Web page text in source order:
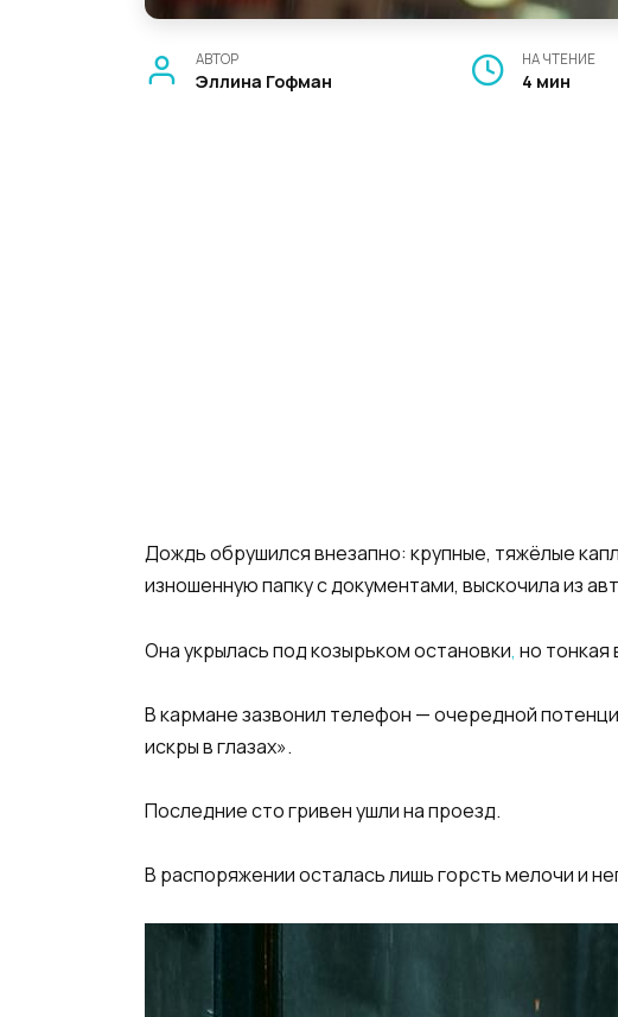
АВТОР
Эллина Гофман
НА ЧТЕНИЕ
4 мин
Дождь обрушился внезапно: крупные, тяжёлые
изношенную папку с документами, выскочила из
Она укрылась под козырьком остановки, но тонкая
В кармане зазвонил телефон — очередной
искры в глазах».
Последние сто гривен ушли на проезд.
В распоряжении осталась лишь горсть мелочи и